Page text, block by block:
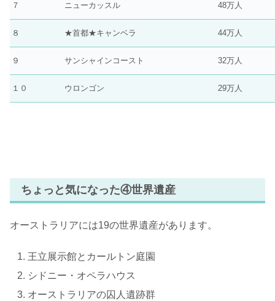
７ ニューカッスル 48万人
８ ★首都★キャンベラ 44万人
９ サンシャインコースト 32万人
１０ ウロンゴン 29万人
ちょっと気になった④世界遺産
オーストラリアには19の世界遺産があります。
王立展示館とカールトン庭園
シドニー・オペラハウス
オーストラリアの囚人遺跡群